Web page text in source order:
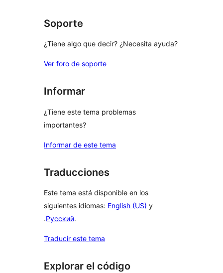
Soporte
¿Tiene algo que decir? ¿Necesita ayuda?
Ver foro de soporte
Informar
¿Tiene este tema problemas
importantes?
Informar de este tema
Traducciones
Este tema está disponible en los
siguientes idiomas: English (US) y
.Русский.
Traducir este tema
Explorar el código